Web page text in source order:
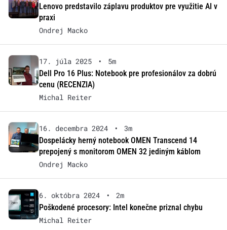
Lenovo predstavilo záplavu produktov pre využitie AI v
praxi
Ondrej Macko
17. júla 2025 •
5m
Dell Pro 16 Plus: Notebook pre profesionálov za dobrú
cenu (RECENZIA)
Michal Reiter
16. decembra 2024 •
3m
Dospelácky herný notebook OMEN Transcend 14
prepojený s monitorom OMEN 32 jediným káblom
Ondrej Macko
6. októbra 2024 •
2m
Poškodené procesory: Intel konečne priznal chybu
Michal Reiter